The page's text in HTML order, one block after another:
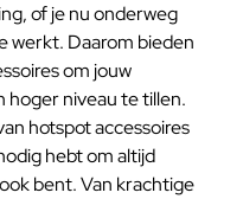
of je nu onderweg
werkt. Daarom bieden
om jouw
hoger niveau te tillen.
hotspot accessoires
hebt om altijd
bent. Van krachtige